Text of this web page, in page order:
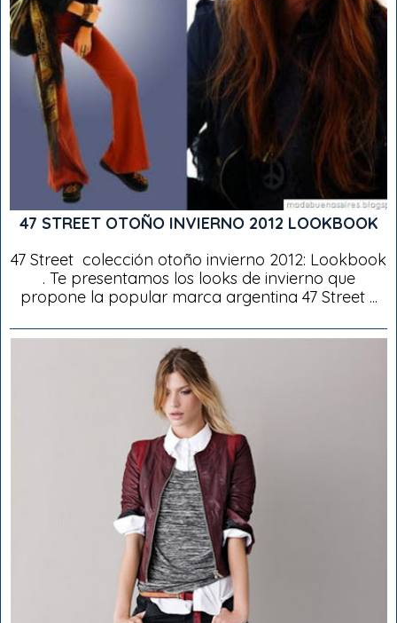
47 STREET OTOÑO INVIERNO 2012 LOOKBOOK
47 Street colección otoño invierno 2012: Lookbook
. Te presentamos los looks de invierno que
propone la popular marca argentina 47 Street ...